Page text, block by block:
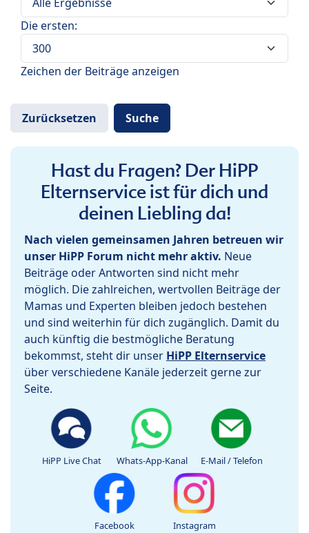
Die ersten:
Zeichen der Beiträge anzeigen
Hast du Fragen? Der HiPP
Elternservice ist für dich und
deinen Liebling da!
Nach vielen gemeinsamen Jahren betreuen wir
unser HiPP Forum nicht mehr aktiv. Neue
Beiträge oder Antworten sind nicht mehr
möglich. Die zahlreichen, wertvollen Beiträge der
Mamas und Experten bleiben jedoch bestehen
und sind weiterhin für dich zugänglich. Damit du
auch künftig die bestmögliche Beratung
bekommst, steht dir unser HiPP Elternservice
über verschiedene Kanäle jederzeit gerne zur
Seite.
HiPP Live Chat Whats-App-Kanal E-Mail / Telefon
Facebook Instagram